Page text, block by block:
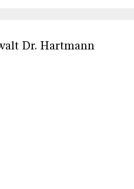
Dr. Hartmann